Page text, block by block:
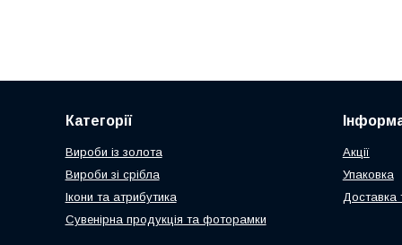
Категорії
Вироби із золота
Вироби зі срібла
Ікони та атрибутика
Сувенірна продукція та фоторамки
Акції
Упаковка
Доставка